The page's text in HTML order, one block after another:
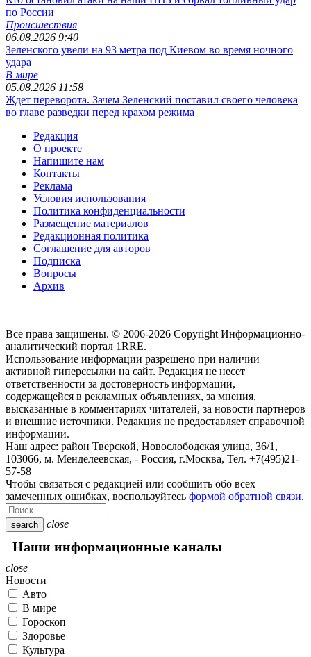
по России
Происшествия
06.08.2026 9:40
Зеленского увели на 93 метра под Киевом во время ночного
удара
В мире
05.08.2026 11:58
Ждет переворота. Зачем Зеленский поставил своего человека
во главе разведки перед крахом режима
Редакция
О проекте
Напишите нам
Контакты
Реклама
Условия использования
Политика конфиденциальности
Размещение материалов
Редакционная политика
Соглашение для авторов
Подписка
Вопросы
Архив
Все права защищены. © 2006-2026 Copyright Информационно-
аналитический портал 1RRE.
Использование информации разрешено при наличии
активной гиперссылки на сайт. Редакция не несет
ответственности за достоверность информации,
содержащейся в рекламных объявлениях, за мнения,
высказанные в комментариях читателей, за новости партнеров
и внешние источники. Редакция не предоставляет справочной
информации.
Наш адрес: район Тверской, Новослободская улица, 36/1 ,
103066, м. Менделеевская, - Россия, г.Москва, Тел. +7(495)21-
57-58
Чтобы связаться с редакцией или сообщить обо всех
замеченных ошибках, воспользуйтесь формой обратной связи.
search close
Наши информационные каналы
close
Новости
Авто
В мире
Гороскоп
Здоровье
Культура